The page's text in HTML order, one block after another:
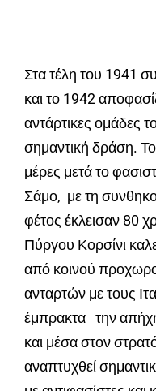
Στα τέλη του 1941
και το 1942
αντάρτικες
σημαντική δράση.
μέρες μετά το
Σάμο, με τη
φέτος έκλεισαν 80
Πύργου Κορσίνι
από κοινού
ανταρτών με τους
έμπρακτα την
και μέσα στον
αναπτυχθεί